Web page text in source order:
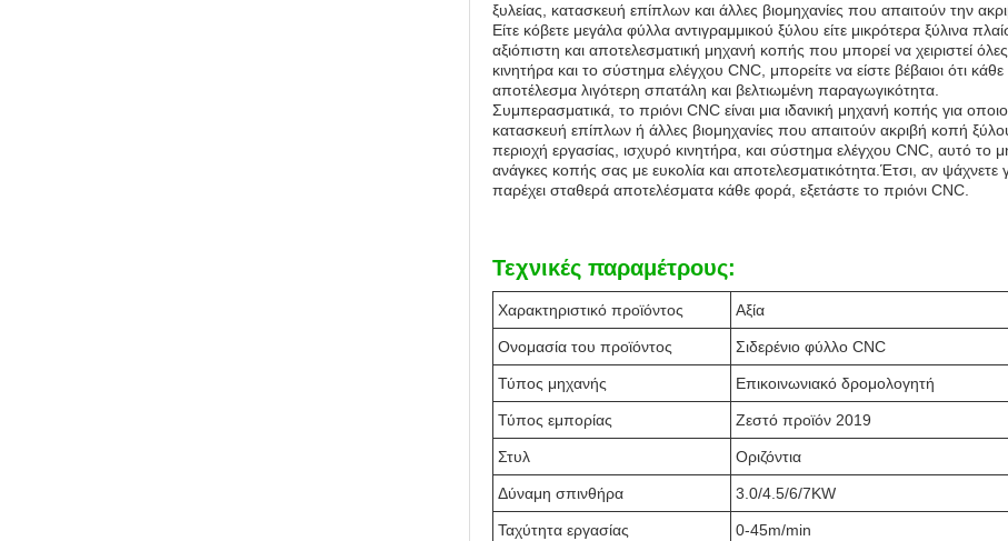
ξυλείας, κατασκευή επίπλων και άλλες βιομηχανίες που απαιτούν την
Είτε κόβετε μεγάλα φύλλα αντιγραμμικού ξύλου είτε μικρότερα ξύλινα
αξιόπιστη και αποτελεσματική μηχανή κοπής που μπορεί να χειριστεί
κινητήρα και το σύστημα ελέγχου CNC, μπορείτε να είστε βέβαιοι ότι
αποτέλεσμα λιγότερη σπατάλη και βελτιωμένη παραγωγικότητα.
Συμπερασματικά, το πριόνι CNC είναι μια ιδανική μηχανή κοπής για
κατασκευή επίπλων ή άλλες βιομηχανίες που απαιτούν ακριβή κοπή
περιοχή εργασίας, ισχυρό κινητήρα, και σύστημα ελέγχου CNC, αυτό το
ανάγκες κοπής σας με ευκολία και αποτελεσματικότητα.Έτσι, αν
παρέχει σταθερά αποτελέσματα κάθε φορά, εξετάστε το πριόνι CNC.
Τεχνικές παραμέτρους:
Χαρακτηριστικό προϊόντος Αξία
Ονομασία του προϊόντος Σιδερένιο φύλλο CNC
Τύπος μηχανής Επικοινωνιακό δρομολογητή
Τύπος εμπορίας Ζεστό προϊόν 2019
Στυλ Οριζόντια
Δύναμη σπινθήρα 3.0/4.5/6/7KW
Ταχύτητα εργασίας 0-45m/min